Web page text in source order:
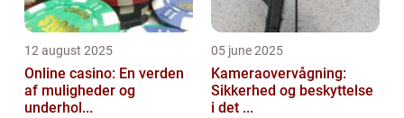
12 august 2025
Online casino: En verden
af muligheder og
underhol...
05 june 2025
Kameraovervågning:
Sikkerhed og beskyttelse
i det ...